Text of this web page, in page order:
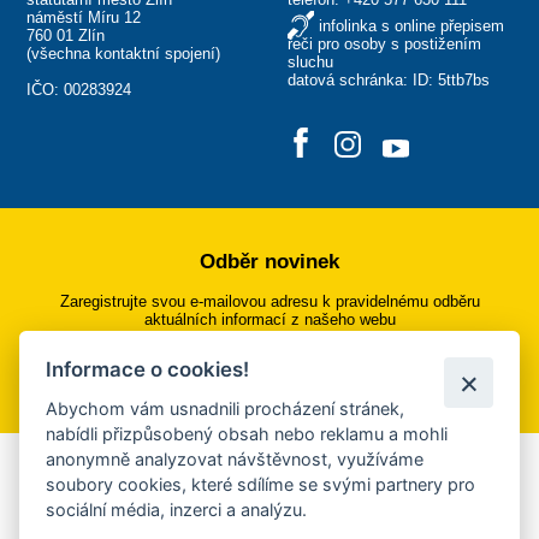
náměstí Míru 12
760 01 Zlín
(všechna kontaktní spojení)
IČO: 00283924
infolinka s online přepisem
řeči pro osoby s postižením
sluchu
datová schránka: ID: 5ttb7bs
Odběr novinek
Zaregistrujte svou e-mailovou adresu k pravidelnému odběru
aktuálních informací z našeho webu
Přihlásit se k odběru
Aplikace Mobilní rozhlas
Chcete dostávat do svého mobilu či mailu upozornění na
Informace o cookies!
Abychom vám usnadnili procházení stránek,
nabídli přizpůsobený obsah nebo reklamu a mohli
anonymně analyzovat návštěvnost, využíváme
soubory cookies, které sdílíme se svými partnery pro
sociální média, inzerci a analýzu.